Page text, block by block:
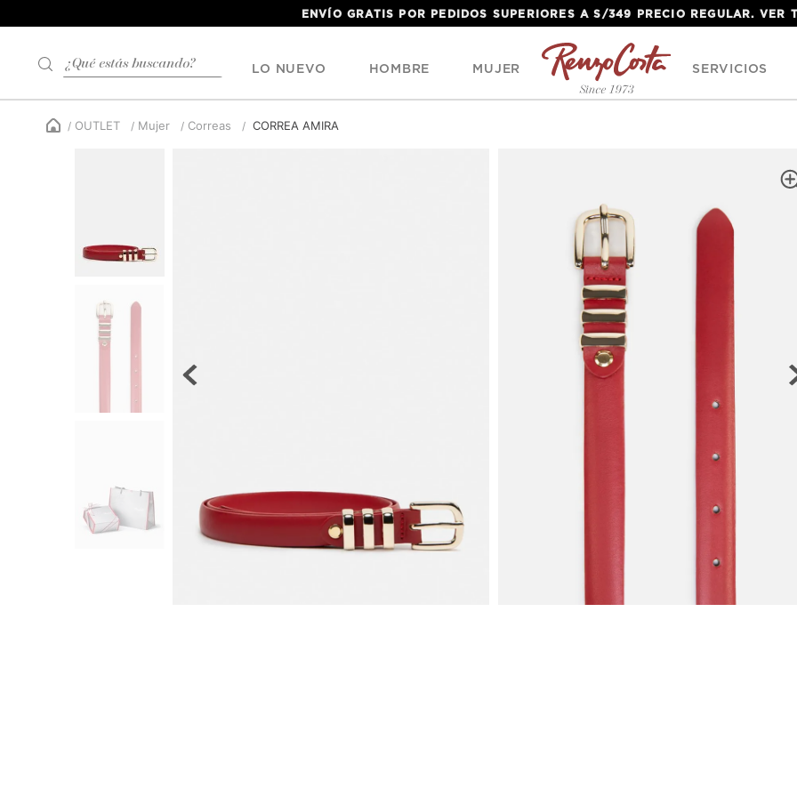
ENVÍO GRATIS POR PEDIDOS SUPERIORES A S/349 PRECIO REGULAR. VER
LO NUEVO HOMBRE MUJER SERVICIOS
OUTLET Mujer Correas CORREA AMIRA